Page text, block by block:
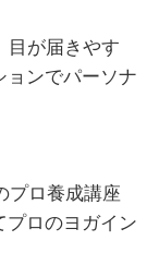
目が届きやす
ョンでパーソナ
プロ養成講座
プロのヨガイン